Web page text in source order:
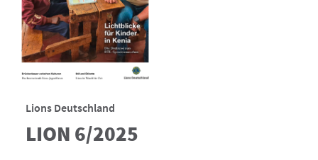
Lions Deutschland
LION 6/2025